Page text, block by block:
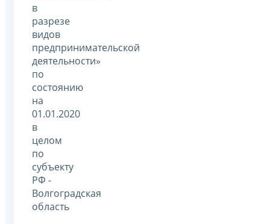
в
разрезе
видов
предпринимательской
деятельности»
по
состоянию
на
01.01.2020
в
целом
по
субъекту
РФ -
Волгоградская
область